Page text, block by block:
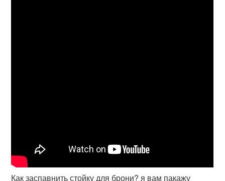
Как заспавнить стойку для брони? я вам пакажу